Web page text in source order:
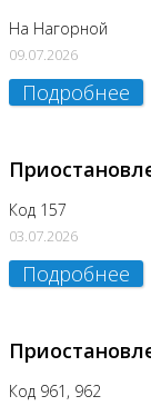
На Нагорной
09.07.2026
Подробнее
Код 157
03.07.2026
Подробнее
Код 961, 962